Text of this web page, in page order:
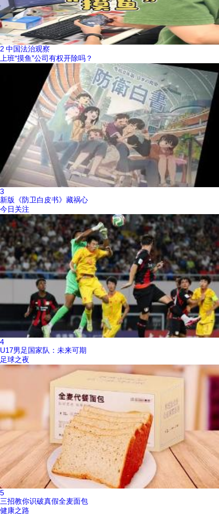
2 中国法治观察
上班“摸鱼”公司有权开除吗？
3
新版《防卫白皮书》藏祸心
今日关注
4
U17男足国家队：未来可期
足球之夜
5
三招教你识破真假全麦面包
健康之路